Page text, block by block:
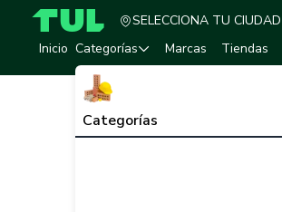
TUL - Tu Marketplace de Construcción
SELECCIONA TU CIUDAD
Inicio Categorías
Categorías
Marcas Tiendas
Inicio
Sierras Eléctricas